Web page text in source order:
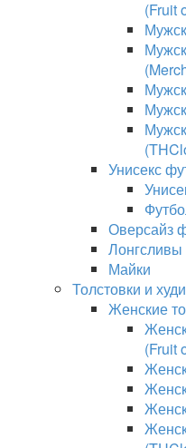
(Fruit
Унисекс
Оверсайз
Лонгсливы
Майки
Толстовки и худи
Женские
(Fruit